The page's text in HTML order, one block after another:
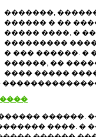
�������,
������ � ��
����� ����, �
���������
� ��� ������. �
������, ��
���� �����
������.
����. �